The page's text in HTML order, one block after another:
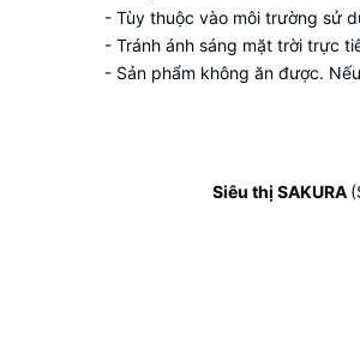
- Tùy thuộc vào môi trường sử
- Tránh ánh sáng mặt trời trực
- Sản phẩm không ăn được.
Siêu thị SAKURA